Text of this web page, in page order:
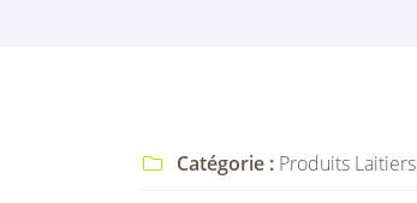
 Catégorie : Produits Laitiers